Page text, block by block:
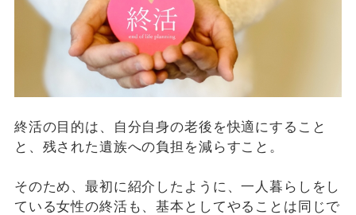
終活の目的は、自分自身の老後を快適にすること
と、残された遺族への負担を減らすこと。
そのため、最初に紹介したように、一人暮らしをし
ている女性の終活も、基本としてやることは同じで